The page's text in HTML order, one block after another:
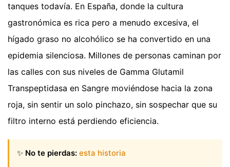
tanques todavía. En España, donde la cultura
gastronómica es rica pero a menudo excesiva, el
hígado graso no alcohólico se ha convertido en una
epidemia silenciosa. Millones de personas caminan por
las calles con sus niveles de Gamma Glutamil
Transpeptidasa en Sangre moviéndose hacia la zona
roja, sin sentir un solo pinchazo, sin sospechar que su
filtro interno está perdiendo eficiencia.
✨ No te pierdas: esta historia